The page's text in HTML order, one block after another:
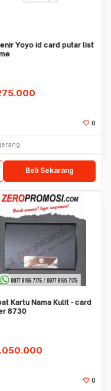
Yoyo id card putar list
0
Beli Sekarang
Kartu Nama Kulit - card
8730
0